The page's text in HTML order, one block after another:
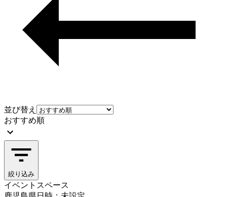
並び替え
おすすめ順
絞り込み
イベントスペース